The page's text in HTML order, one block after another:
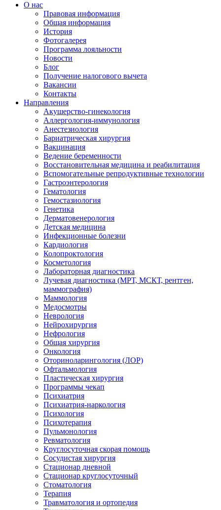
О нас
Правовая информация
Общая информация
История
Фотогалерея
Программа лояльности
Новости
Блог
Получение налогового вычета
Вакансии
Контакты
Направления
Акушерство-гинекология
Аллергология-иммунология
Анестезиология
Бариатрическая хирургия
Вакцинация
Ведение беременности
Восстановительная медицина и реабилитация
Вспомогательные репродуктивные технологии
Гастроэнтерология
Гематология
Гемостазиология
Генетика
Дерматовенерология
Детская медицина
Инфекционные болезни
Кардиология
Колопроктология
Косметология
Лабораторная диагностика
Лучевая диагностика (МРТ, МСКТ, рентген,
маммография)
Маммология
Медосмотры
Неврология
Нейрохирургия
Нефрология
Общая хирургия
Онкология
Оториноларингология (ЛОР)
Офтальмология
Пластическая хирургия
Программы чекап
Психиатрия
Психиатрия-наркология
Психология
Психотерапия
Пульмонология
Ревматология
Круглосуточная скорая помощь
Сосудистая хирургия
Стационар дневной
Стационар круглосуточный
Стоматология
Терапия
Травматология и ортопедия